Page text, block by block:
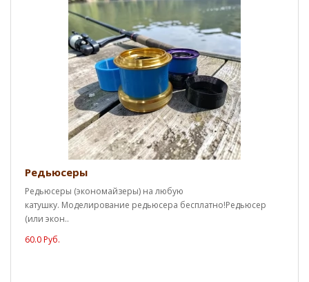
Редьюсеры
Редьюсеры (экономайзеры) на любую
катушку. Моделирование редьюсера бесплатно!Редьюсер
(или экон..
60.0 Руб.